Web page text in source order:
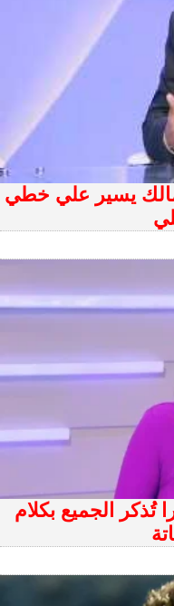
يسير علي خطي
تُذكر الجميع بكلام